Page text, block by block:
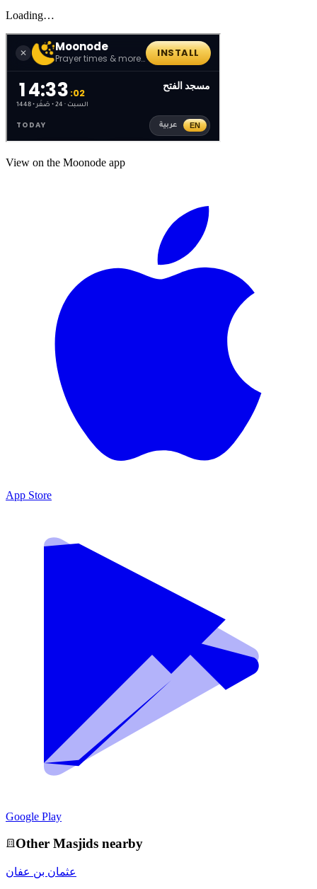
Loading…
View on the Moonode app
App Store
Google Play
Other Masjids nearby
عثمان بن عفان